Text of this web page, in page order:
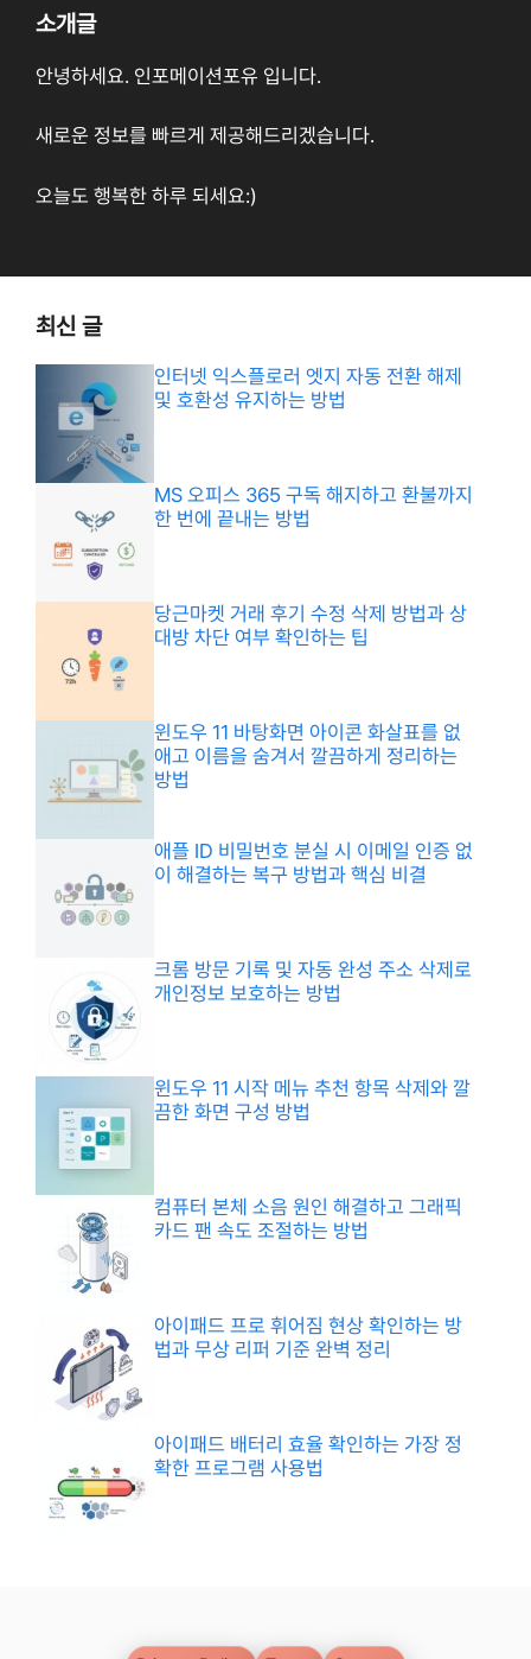
소개글
안녕하세요. 인포메이션포유 입니다.
새로운 정보를 빠르게 제공해드리겠습니다.
오늘도 행복한 하루 되세요:)
최신 글
인터넷 익스플로러 엣지 자동 전환 해제
및 호환성 유지하는 방법
MS 오피스 365 구독 해지하고 환불까지
한 번에 끝내는 방법
당근마켓 거래 후기 수정 삭제 방법과 상
대방 차단 여부 확인하는 팁
윈도우 11 바탕화면 아이콘 화살표를 없
애고 이름을 숨겨서 깔끔하게 정리하는
방법
애플 ID 비밀번호 분실 시 이메일 인증 없
이 해결하는 복구 방법과 핵심 비결
크롬 방문 기록 및 자동 완성 주소 삭제로
개인정보 보호하는 방법
윈도우 11 시작 메뉴 추천 항목 삭제와 깔
끔한 화면 구성 방법
컴퓨터 본체 소음 원인 해결하고 그래픽
카드 팬 속도 조절하는 방법
아이패드 프로 휘어짐 현상 확인하는 방
법과 무상 리퍼 기준 완벽 정리
아이패드 배터리 효율 확인하는 가장 정
확한 프로그램 사용법